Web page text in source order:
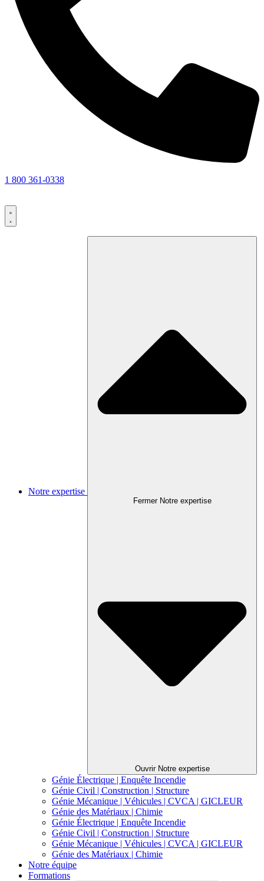
1 800 361-0338
Notre expertise
Fermer Notre expertise
Ouvrir Notre expertise
Génie Électrique | Enquête Incendie
Génie Civil | Construction | Structure
Génie Mécanique | Véhicules | CVCA | GICLEUR
Génie des Matériaux | Chimie
Génie Électrique | Enquête Incendie
Génie Civil | Construction | Structure
Génie Mécanique | Véhicules | CVCA | GICLEUR
Génie des Matériaux | Chimie
Notre équipe
Formations